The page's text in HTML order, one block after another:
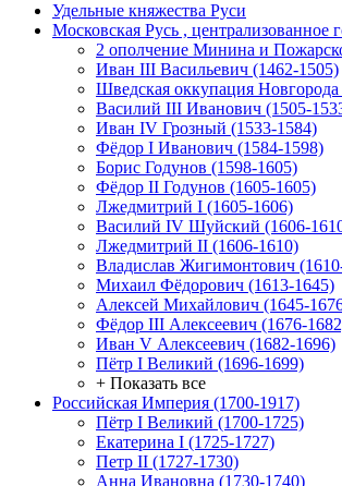
Удельные княжества Руси
Московская Русь , централизованное
2 ополчение Минина и
Иван III Васильевич (1462-1505)
Шведская оккупация Новгорода
Василий III Иванович (1505-
Иван IV Грозный (1533-1584)
Фёдор I Иванович (1584-1598)
Борис Годунов (1598-1605)
Фёдор II Годунов (1605-1605)
Лжедмитрий I (1605-1606)
Василий IV Шуйский (1606-
Лжедмитрий II (1606-1610)
Владислав Жигимонтович
Михаил Фёдорович (1613-1645)
Алексей Михайлович (1645-
Фёдор III Алексеевич (1676-
Иван V Алексеевич (1682-1696)
Пётр I Великий (1696-1699)
+ Показать все
Российская Империя (1700-1917)
Пётр I Великий (1700-1725)
Екатерина I (1725-1727)
Петр II (1727-1730)
Анна Ивановна (1730-1740)